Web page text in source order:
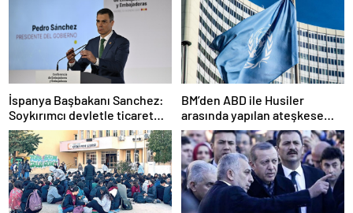
İspanya Başbakanı Sanchez:
Soykırımcı devletle ticaret
yapmayız
BM’den ABD ile Husiler
arasında yapılan ateşkese
ilişkin değerlendirme